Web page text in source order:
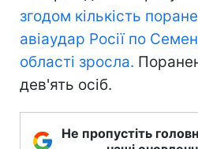
згодом кількість
авіаудар Росії по
області зросла.
дев'ять осіб.
Не пропустіть